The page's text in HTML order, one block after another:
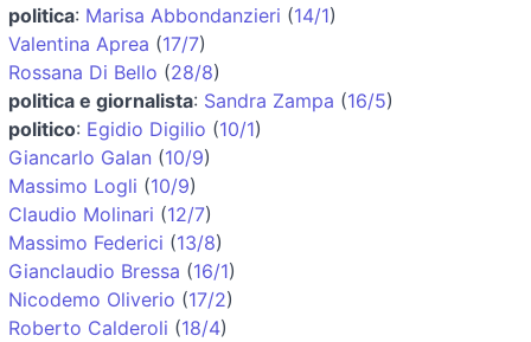
politica: Marisa Abbondanzieri (14/1)
Valentina Aprea (17/7)
Rossana Di Bello (28/8)
politica e giornalista: Sandra Zampa (16/5)
politico: Egidio Digilio (10/1)
Giancarlo Galan (10/9)
Massimo Logli (10/9)
Claudio Molinari (12/7)
Massimo Federici (13/8)
Gianclaudio Bressa (16/1)
Nicodemo Oliverio (17/2)
Roberto Calderoli (18/4)